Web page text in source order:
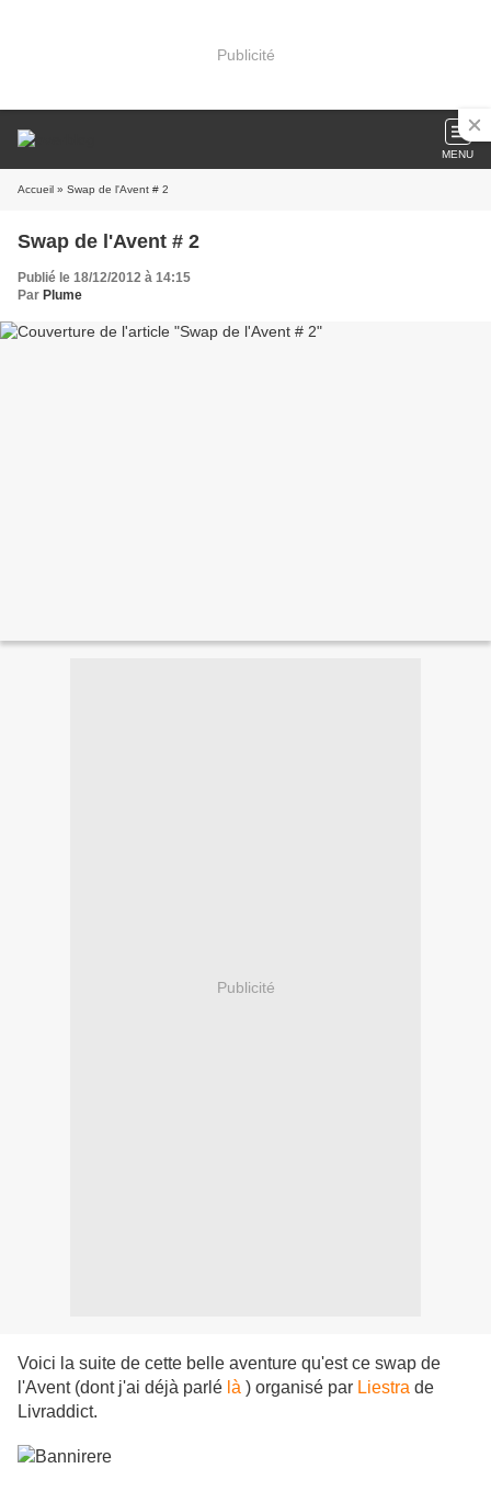
Publicité
MENU
Accueil » Swap de l'Avent # 2
Swap de l'Avent # 2
Publié le 18/12/2012 à 14:15
Par Plume
Publicité
Voici la suite de cette belle aventure qu'est ce swap de
l'Avent (dont j'ai déjà parlé là ) organisé par Liestra de
Livraddict.